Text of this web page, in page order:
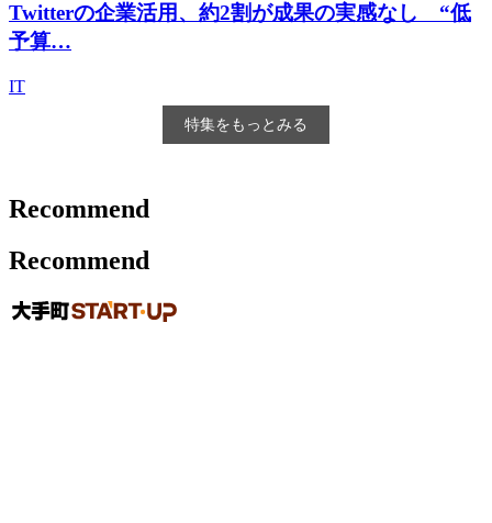
Twitterの企業活用、約2割が成果の実感なし “低
予算…
IT
特集をもっとみる
Recommend
Recommend